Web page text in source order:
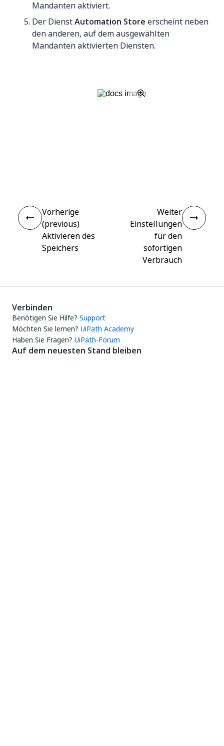
Mandanten aktiviert.
Der DienstAutomation Store erscheint neben
den anderen, auf dem ausgewählten
Mandanten aktivierten Diensten.
Vorherige
(previous)
Aktivieren des
Speichers
Weiter
Einstellungen
für den
sofortigen
Verbrauch
Verbinden
Benötigen Sie Hilfe? Support
Möchten Sie lernen? UiPath Academy
Haben Sie Fragen? UiPath-Forum
Auf dem neuesten Stand bleiben